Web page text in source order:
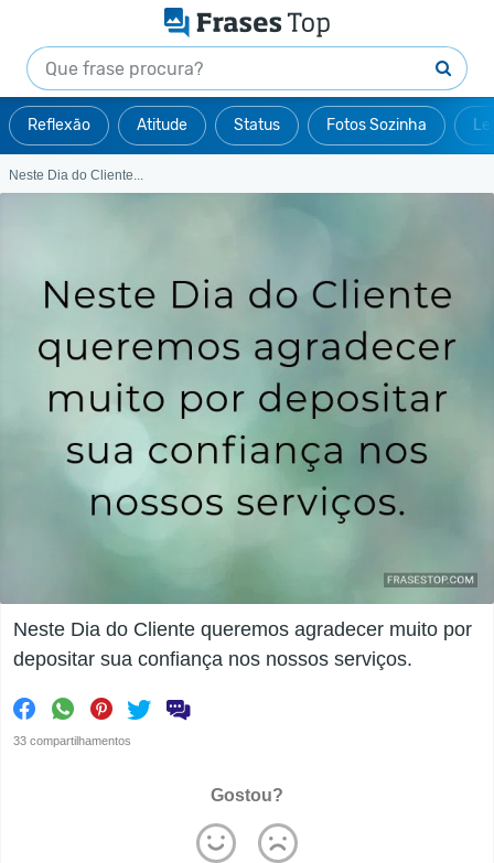
Reflexão Atitude Status Fotos Sozinha
Neste Dia do Cliente...
Neste Dia do Cliente queremos agradecer muito por
depositar sua confiança nos nossos serviços.
33 compartilhamentos
Gostou?